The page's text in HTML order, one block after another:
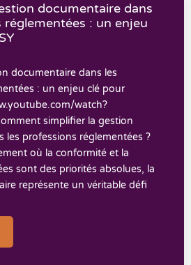
documentaire dans
réglementées : un enjeu
documentaire dans les
: un enjeu clé pour
watch?
simplifier la gestion
les professions réglementées ?
où la conformité et la
sont des priorités absolues, la
représente un véritable défi